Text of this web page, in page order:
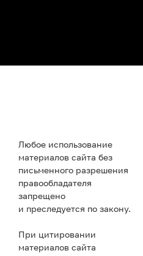
Любое использование
материалов сайта без
письменного разрешения
правообладателя
запрещено
и преследуется по закону.
При цитировании
материалов сайта